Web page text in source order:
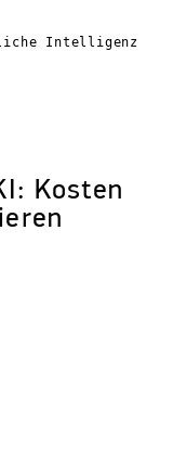
Intelligenz
Kosten